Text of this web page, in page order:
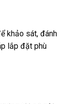
khảo sát, đánh
lắp đặt phù